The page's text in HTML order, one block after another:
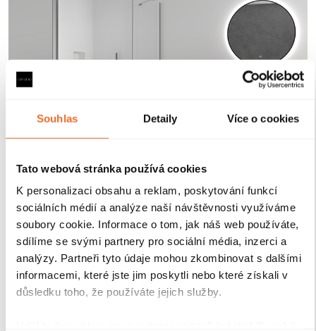
Souhlas Detaily Více o cookies
Tato webová stránka používá cookies
K personalizaci obsahu a reklam, poskytování funkcí
sociálních médií a analýze naší návštěvnosti využíváme
soubory cookie. Informace o tom, jak náš web používáte,
sdílíme se svými partnery pro sociální média, inzerci a
analýzy. Partneři tyto údaje mohou zkombinovat s dalšími
informacemi, které jste jim poskytli nebo které získali v
důsledku toho, že používáte jejich služby.
Magnetické lišty
Zavírání pomocí magnetických lištpevně drží
sprchové dveře a zabraňuje jejich samovolnému
otevírání. Lišty jsou umístěny na hraně dveří a rámu